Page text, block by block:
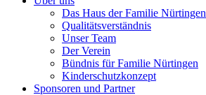
Das Haus der Familie Nürtingen
Qualitätsverständnis
Unser Team
Der Verein
Bündnis für Familie Nürtingen
Kinderschutzkonzept
Sponsoren und Partner